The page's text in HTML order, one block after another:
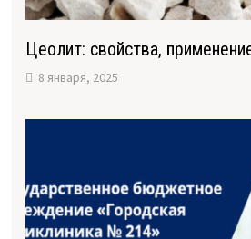
Цеолит: свойства,
8 января, 2025